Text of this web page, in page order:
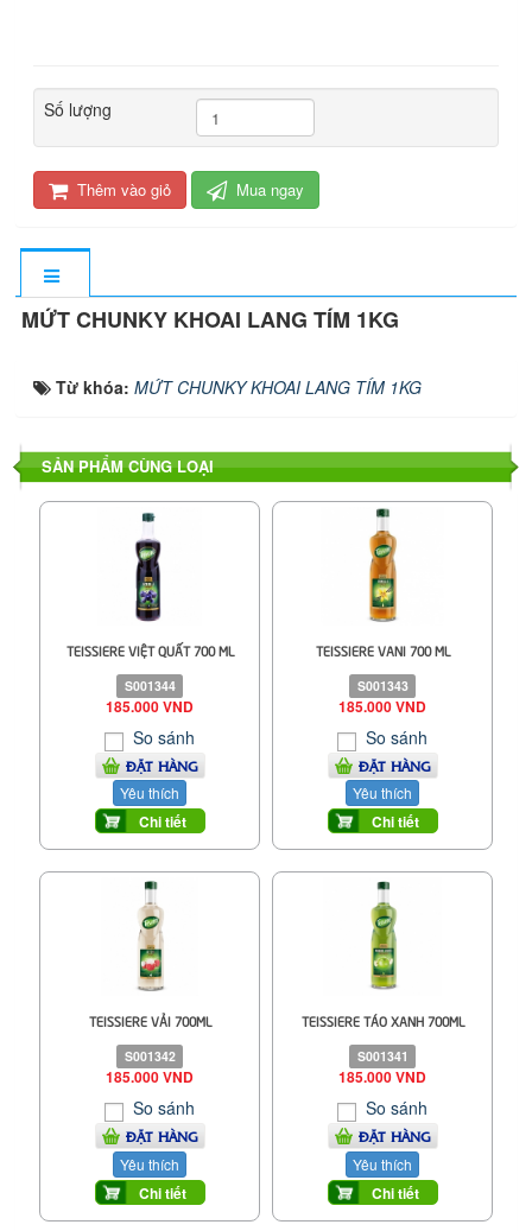
Số lượng
Thêm vào giỏ Mua ngay
MỨT CHUNKY KHOAI LANG TÍM 1KG
Từ khóa: MỨT CHUNKY KHOAI LANG TÍM 1KG
SẢN PHẨM CÙNG LOẠI
TEISSIERE VIỆT QUẤT 700 ML
S001344
185.000 VND
So sánh
ĐẶT HÀNG
Yêu thích
Chi tiết
TEISSIERE VANI 700 ML
S001343
185.000 VND
So sánh
ĐẶT HÀNG
Yêu thích
Chi tiết
TEISSIERE VẢI 700ML
S001342
185.000 VND
So sánh
ĐẶT HÀNG
Yêu thích
Chi tiết
TEISSIERE TÁO XANH 700ML
S001341
185.000 VND
So sánh
ĐẶT HÀNG
Yêu thích
Chi tiết